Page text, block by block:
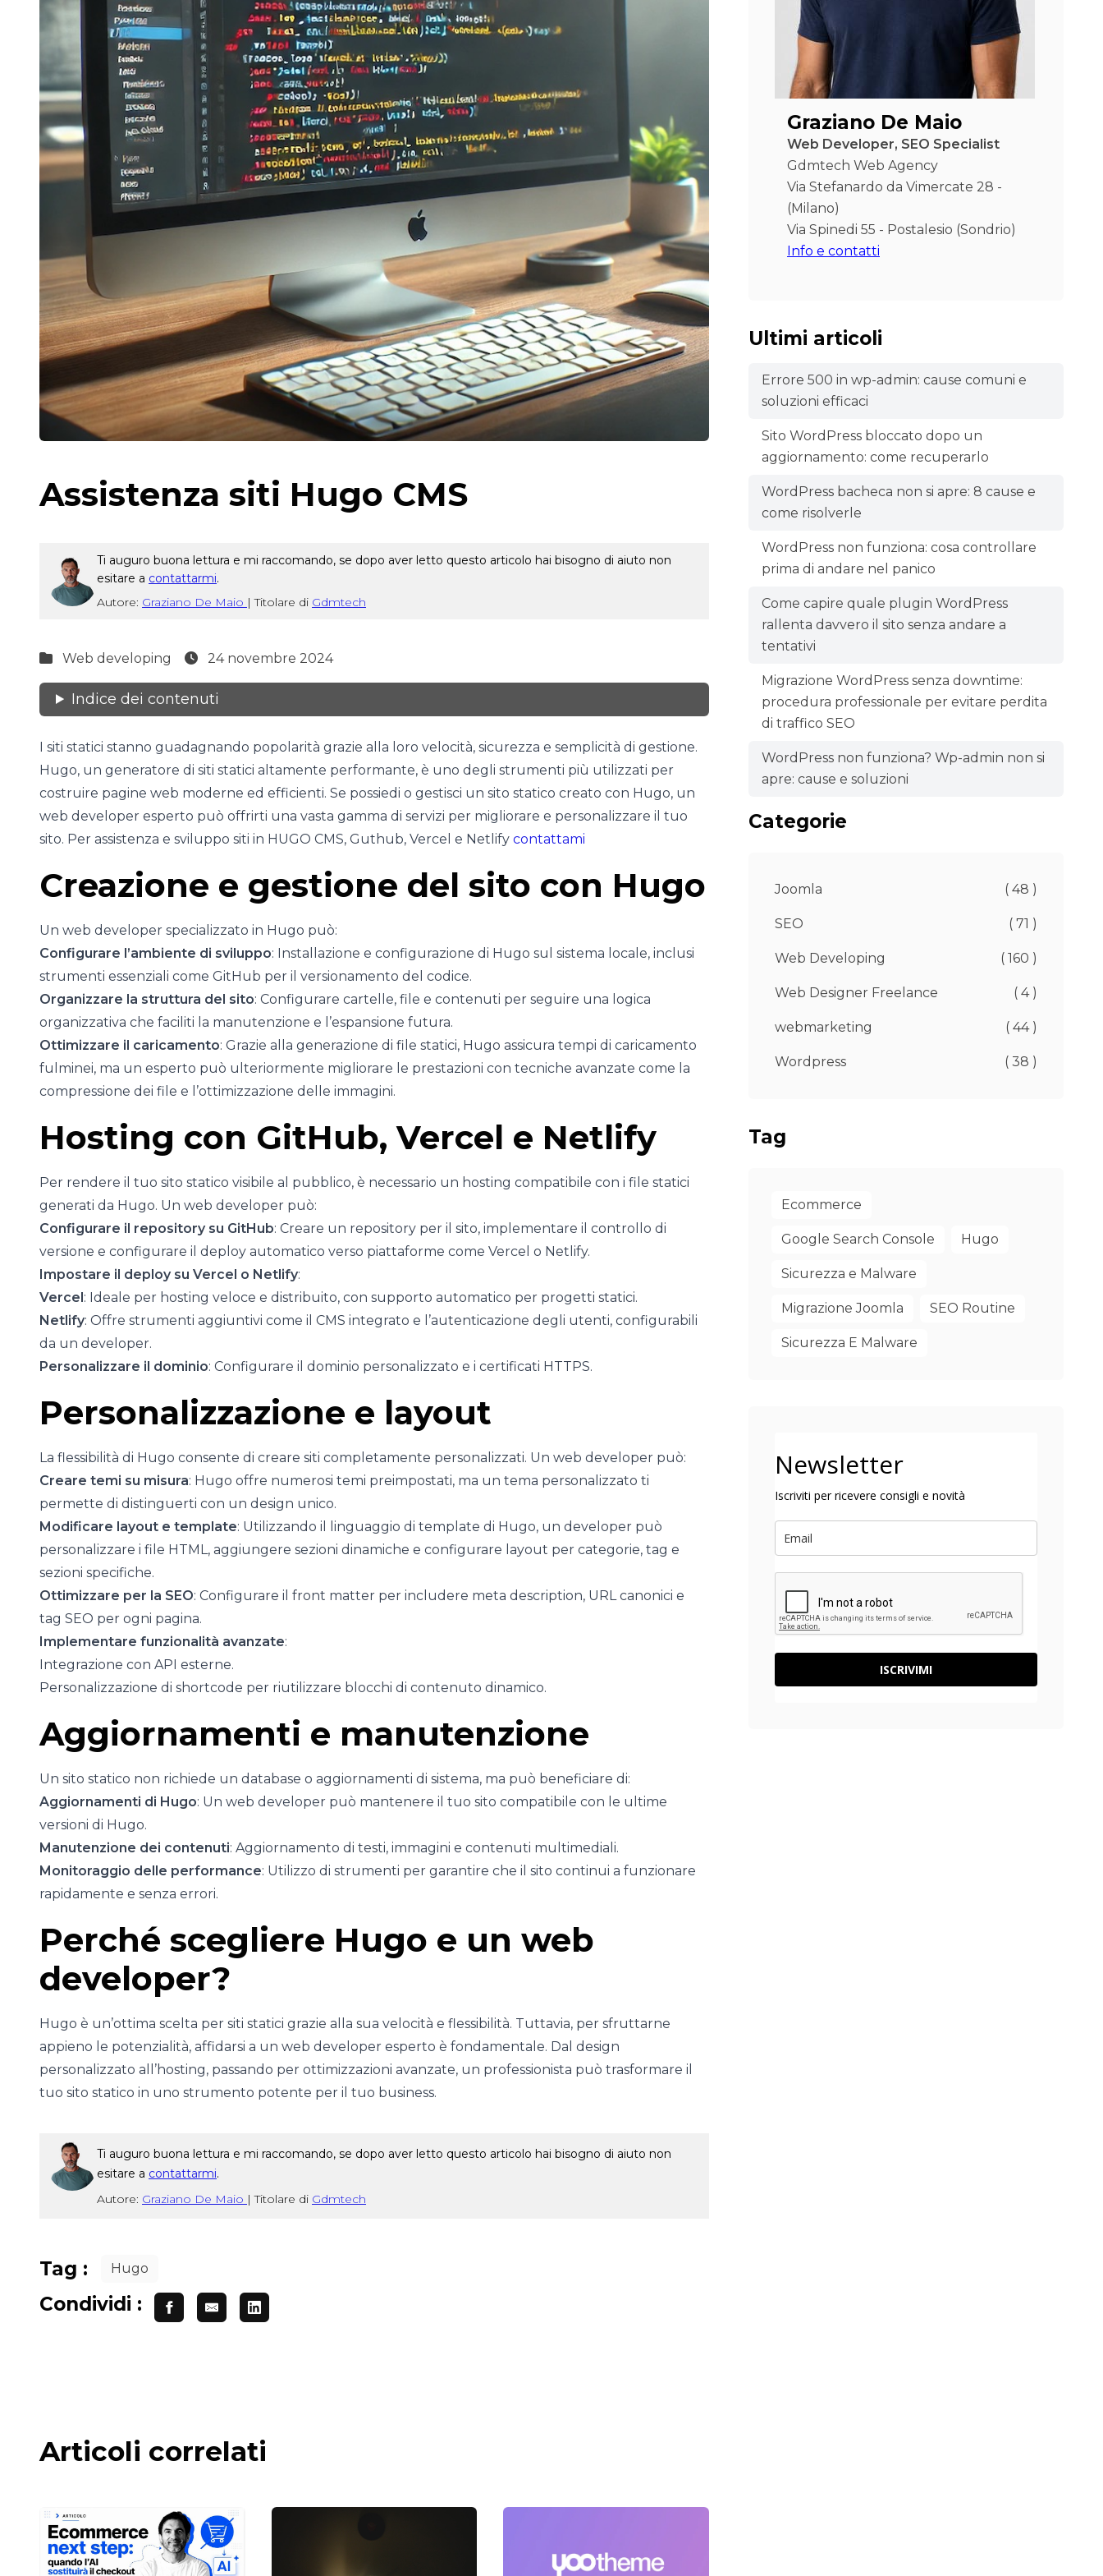
Assistenza siti Hugo CMS
Ti auguro buona lettura e mi raccomando, se dopo aver letto questo articolo hai bisogno di aiuto non
esitare a contattarmi.
Autore: Graziano De Maio | Titolare di Gdmtech
Web developing 24 novembre 2024
Indice dei contenuti
I siti statici stanno guadagnando popolarità grazie alla loro velocità, sicurezza e semplicità di gestione.
Hugo, un generatore di siti statici altamente performante, è uno degli strumenti più utilizzati per
costruire pagine web moderne ed efficienti. Se possiedi o gestisci un sito statico creato con Hugo, un
web developer esperto può offrirti una vasta gamma di servizi per migliorare e personalizzare il tuo
sito. Per assistenza e sviluppo siti in HUGO CMS, Guthub, Vercel e Netlify contattami
Creazione e gestione del sito con Hugo
Un web developer specializzato in Hugo può:
Configurare l’ambiente di sviluppo: Installazione e configurazione di Hugo sul sistema locale, inclusi
strumenti essenziali come GitHub per il versionamento del codice.
Organizzare la struttura del sito: Configurare cartelle, file e contenuti per seguire una logica
organizzativa che faciliti la manutenzione e l’espansione futura.
Ottimizzare il caricamento: Grazie alla generazione di file statici, Hugo assicura tempi di caricamento
fulminei, ma un esperto può ulteriormente migliorare le prestazioni con tecniche avanzate come la
compressione dei file e l’ottimizzazione delle immagini.
Hosting con GitHub, Vercel e Netlify
Per rendere il tuo sito statico visibile al pubblico, è necessario un hosting compatibile con i file statici
generati da Hugo. Un web developer può:
Configurare il repository su GitHub: Creare un repository per il sito, implementare il controllo di
versione e configurare il deploy automatico verso piattaforme come Vercel o Netlify.
Impostare il deploy su Vercel o Netlify:
Vercel: Ideale per hosting veloce e distribuito, con supporto automatico per progetti statici.
Netlify: Offre strumenti aggiuntivi come il CMS integrato e l’autenticazione degli utenti, configurabili
da un developer.
Personalizzare il dominio: Configurare il dominio personalizzato e i certificati HTTPS.
Personalizzazione e layout
La flessibilità di Hugo consente di creare siti completamente personalizzati. Un web developer può:
Creare temi su misura: Hugo offre numerosi temi preimpostati, ma un tema personalizzato ti
permette di distinguerti con un design unico.
Modificare layout e template: Utilizzando il linguaggio di template di Hugo, un developer può
personalizzare i file HTML, aggiungere sezioni dinamiche e configurare layout per categorie, tag e
sezioni specifiche.
Ottimizzare per la SEO: Configurare il front matter per includere meta description, URL canonici e
tag SEO per ogni pagina.
Implementare funzionalità avanzate:
Integrazione con API esterne.
Personalizzazione di shortcode per riutilizzare blocchi di contenuto dinamico.
Aggiornamenti e manutenzione
Un sito statico non richiede un database o aggiornamenti di sistema, ma può beneficiare di:
Aggiornamenti di Hugo: Un web developer può mantenere il tuo sito compatibile con le ultime
versioni di Hugo.
Manutenzione dei contenuti: Aggiornamento di testi, immagini e contenuti multimediali.
Monitoraggio delle performance: Utilizzo di strumenti per garantire che il sito continui a funzionare
rapidamente e senza errori.
Perché scegliere Hugo e un web
developer?
Hugo è un’ottima scelta per siti statici grazie alla sua velocità e flessibilità. Tuttavia, per sfruttarne
appieno le potenzialità, affidarsi a un web developer esperto è fondamentale. Dal design
personalizzato all’hosting, passando per ottimizzazioni avanzate, un professionista può trasformare il
tuo sito statico in uno strumento potente per il tuo business.
Ti auguro buona lettura e mi raccomando, se dopo aver letto questo articolo hai bisogno di aiuto non
esitare a contattarmi.
Autore: Graziano De Maio | Titolare di Gdmtech
Tag : Hugo
Condividi :
Articoli correlati
Graziano De Maio
Web Developer, SEO Specialist
Gdmtech Web Agency
Via Stefanardo da Vimercate 28 -
(Milano)
Via Spinedi 55 - Postalesio (Sondrio)
Info e contatti
Ultimi articoli
Errore 500 in wp-admin: cause comuni e
soluzioni efficaci
Sito WordPress bloccato dopo un
aggiornamento: come recuperarlo
WordPress bacheca non si apre: 8 cause e
come risolverle
WordPress non funziona: cosa controllare
prima di andare nel panico
Come capire quale plugin WordPress
rallenta davvero il sito senza andare a
tentativi
Migrazione WordPress senza downtime:
procedura professionale per evitare perdita
di traffico SEO
WordPress non funziona? Wp-admin non si
apre: cause e soluzioni
Categorie
Joomla ( 48 )
SEO ( 71 )
Web Developing ( 160 )
Web Designer Freelance ( 4 )
webmarketing ( 44 )
Wordpress ( 38 )
Tag
Ecommerce
Google Search Console Hugo
Sicurezza e Malware
Migrazione Joomla SEO Routine
Sicurezza E Malware
Newsletter
Iscriviti per ricevere consigli e novità
ISCRIVIMI